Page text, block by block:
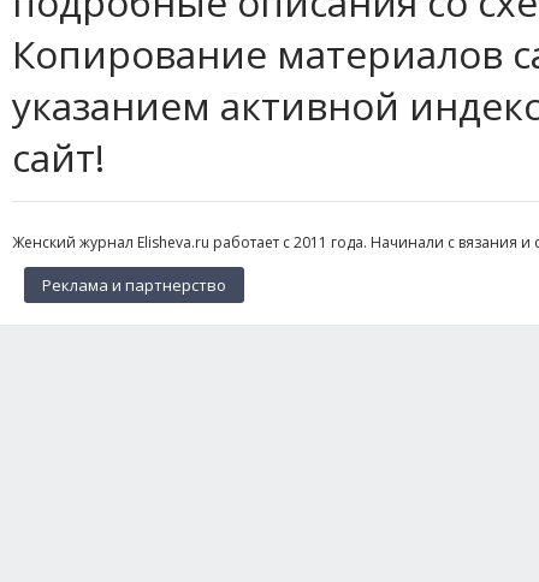
Копирование материалов
указанием активной
сайт!
Женский журнал Elisheva.ru работает с 2011 года. Начинали с вязания
Реклама и партнерство